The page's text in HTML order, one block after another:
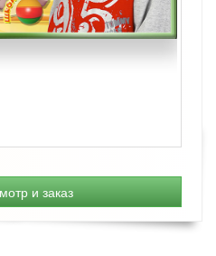
и заказ